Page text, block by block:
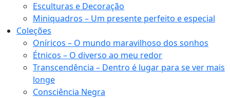
Esculturas e Decoração
Miniquadros – Um presente perfeito e especial
Coleções
Oníricos – O mundo maravilhoso dos sonhos
Étnicos – O diverso ao meu redor
Transcendência – Dentro é lugar para se ver mais
longe
Consciência Negra